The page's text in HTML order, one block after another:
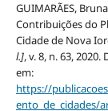
GUIMARÃES,
Contribuições do
Cidade de Nova
l.], v. 8, n. 63, 2020.
em:
https://
ento_de_cidades/